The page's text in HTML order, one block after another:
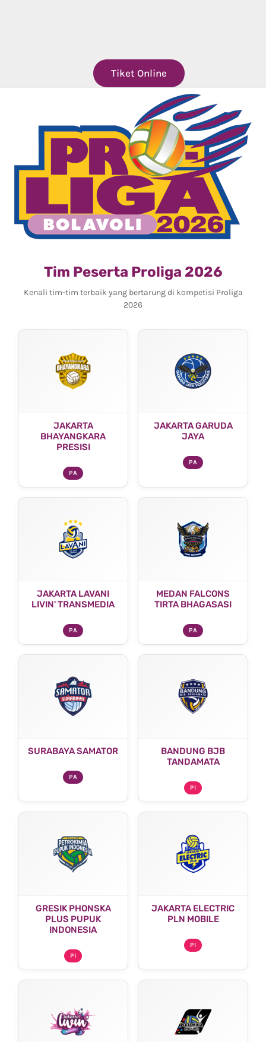
Tiket Online
Tim Peserta Proliga 2026
Kenali tim-tim terbaik yang bertarung di kompetisi Proliga
2026
JAKARTA
BHAYANGKARA
PRESISI
PA
JAKARTA GARUDA
JAYA
PA
JAKARTA LAVANI
LIVIN' TRANSMEDIA
PA
MEDAN FALCONS
TIRTA BHAGASASI
PA
SURABAYA SAMATOR
PA
BANDUNG BJB
TANDAMATA
PI
GRESIK PHONSKA
PLUS PUPUK
INDONESIA
PI
JAKARTA ELECTRIC
PLN MOBILE
PI